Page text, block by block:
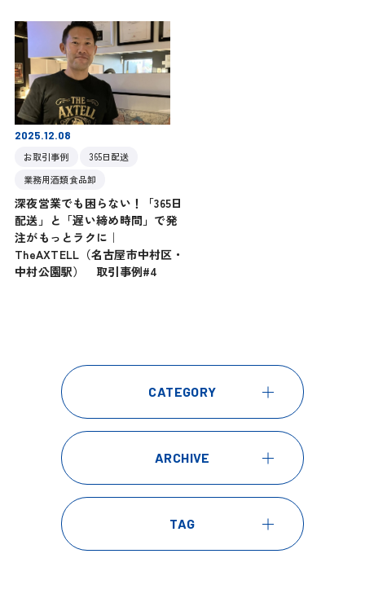
2025.12.08
お取引事例
365日配送
業務用酒類食品卸
深夜営業でも困らない！「365日
配送」と「遅い締め時間」で発
注がもっとラクに｜
TheAXTELL（名古屋市中村区・
中村公園駅） 取引事例#4
CATEGORY
ARCHIVE
TAG